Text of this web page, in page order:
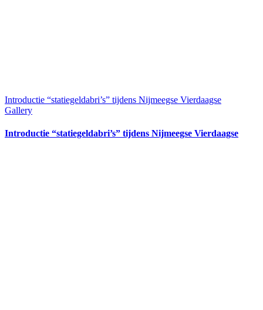
Introductie “statiegeldabri’s” tijdens Nijmeegse Vierdaagse
Gallery
Introductie “statiegeldabri’s” tijdens Nijmeegse Vierdaagse